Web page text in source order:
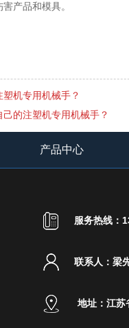
产品和模具。
机专用机械手？
的注塑机专用机械手？
产品中心
服务热线：
联系人：梁
地址：江苏